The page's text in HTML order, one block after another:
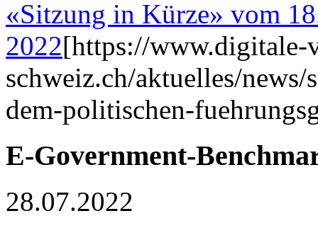
«Sitzung in Kürze» vom
2022[https://www.digitale-
schweiz.ch/aktuelles/
dem-politischen-
E-Government-
28.07.2022